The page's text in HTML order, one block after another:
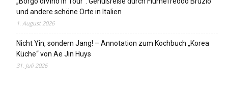
und andere schöne Orte in Italien
1. August 2026
Nicht Yin, sondern Jang! – Annotation zum Kochbuch „Korea
Küche“ von Ae Jin Huys
31. Juli 2026